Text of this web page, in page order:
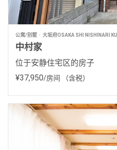
公寓/别墅 大坂府OSAKA SHI NISHINARI KU
中村家
位于安静住宅区的房子
¥37,950/房间 （含税）